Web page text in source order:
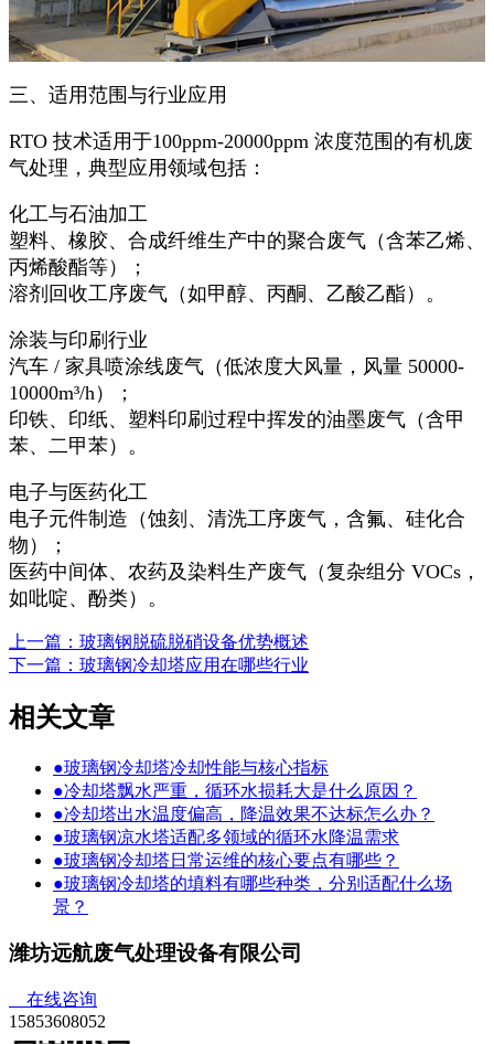
三、适用范围与行业应用​
RTO 技术适用于100ppm-20000ppm 浓度范围的有机废
气处理，典型应用领域包括：​
化工与石油加工​
塑料、橡胶、合成纤维生产中的聚合废气（含苯乙烯、
丙烯酸酯等）；​
溶剂回收工序废气（如甲醇、丙酮、乙酸乙酯）。​
涂装与印刷行业​
汽车 / 家具喷涂线废气（低浓度大风量，风量 50000-
10000m³/h）；​
印铁、印纸、塑料印刷过程中挥发的油墨废气（含甲
苯、二甲苯）。​
电子与医药化工​
电子元件制造（蚀刻、清洗工序废气，含氟、硅化合
物）；​
医药中间体、农药及染料生产废气（复杂组分 VOCs，
如吡啶、酚类）。​
上一篇：玻璃钢脱硫脱硝设备优势概述
下一篇：玻璃钢冷却塔应用在哪些行业
相关文章
●玻璃钢冷却塔冷却性能与核心指标
●冷却塔飘水严重，循环水损耗大是什么原因？
●冷却塔出水温度偏高，降温效果不达标怎么办？
●玻璃钢凉水塔适配多领域的循环水降温需求
●玻璃钢冷却塔日常运维的核心要点有哪些？
●玻璃钢冷却塔的填料有哪些种类，分别适配什么场
景？
潍坊远航废气处理设备有限公司
在线咨询
15853608052